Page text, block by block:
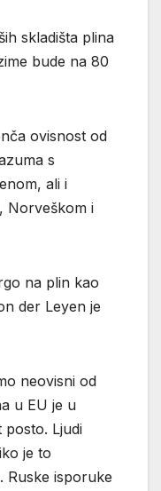
skladišta plina
bude na 80
ovisnost od
s
ali i
Norveškom i
na plin kao
der Leyen je
neovisni od
u EU je u
Ljudi
je to
Ruske isporuke